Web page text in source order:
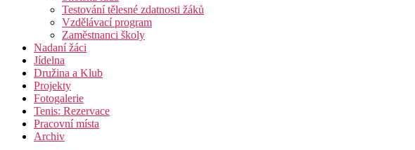
Testování tělesné zdatnosti žáků
Vzdělávací program
Zaměstnanci školy
Nadaní žáci
Jídelna
Družina a Klub
Projekty
Fotogalerie
Tenis: Rezervace
Pracovní místa
Archiv